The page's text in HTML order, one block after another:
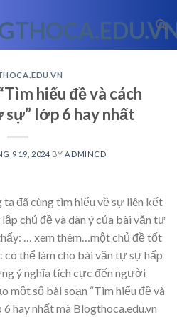
hiểu đề và cách
lớp 6 hay nhất
9 19, 2024 BY ADMINCD
đã cùng tìm hiểu về sự liên kết
chủ đề và dàn ý của bài văn tự
… xem thêm… một chủ đề tốt
có thể làm cho bài văn tự sự hấp
ý nghĩa tích cực đến người
một số bài soạn “Tìm hiểu đề và
hay nhất mà Blogthoca.edu.vn